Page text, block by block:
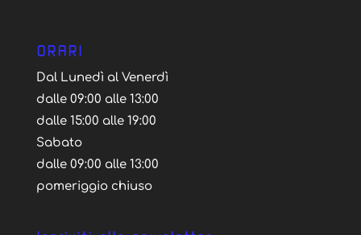
ORARI
Dal Lunedì al Venerdì
dalle 09:00 alle 13:00
dalle 15:00 alle 19:00
Sabato
dalle 09:00 alle 13:00
pomeriggio chiuso